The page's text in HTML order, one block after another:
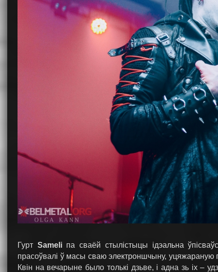
Гурт Sameliпа сваёй стылістыцы ідэальна
прасоўвалі ў масы сваю электроншчыну, уцяжараную
Квін на вечарыне было толькі дзьве, і адна зь іх –